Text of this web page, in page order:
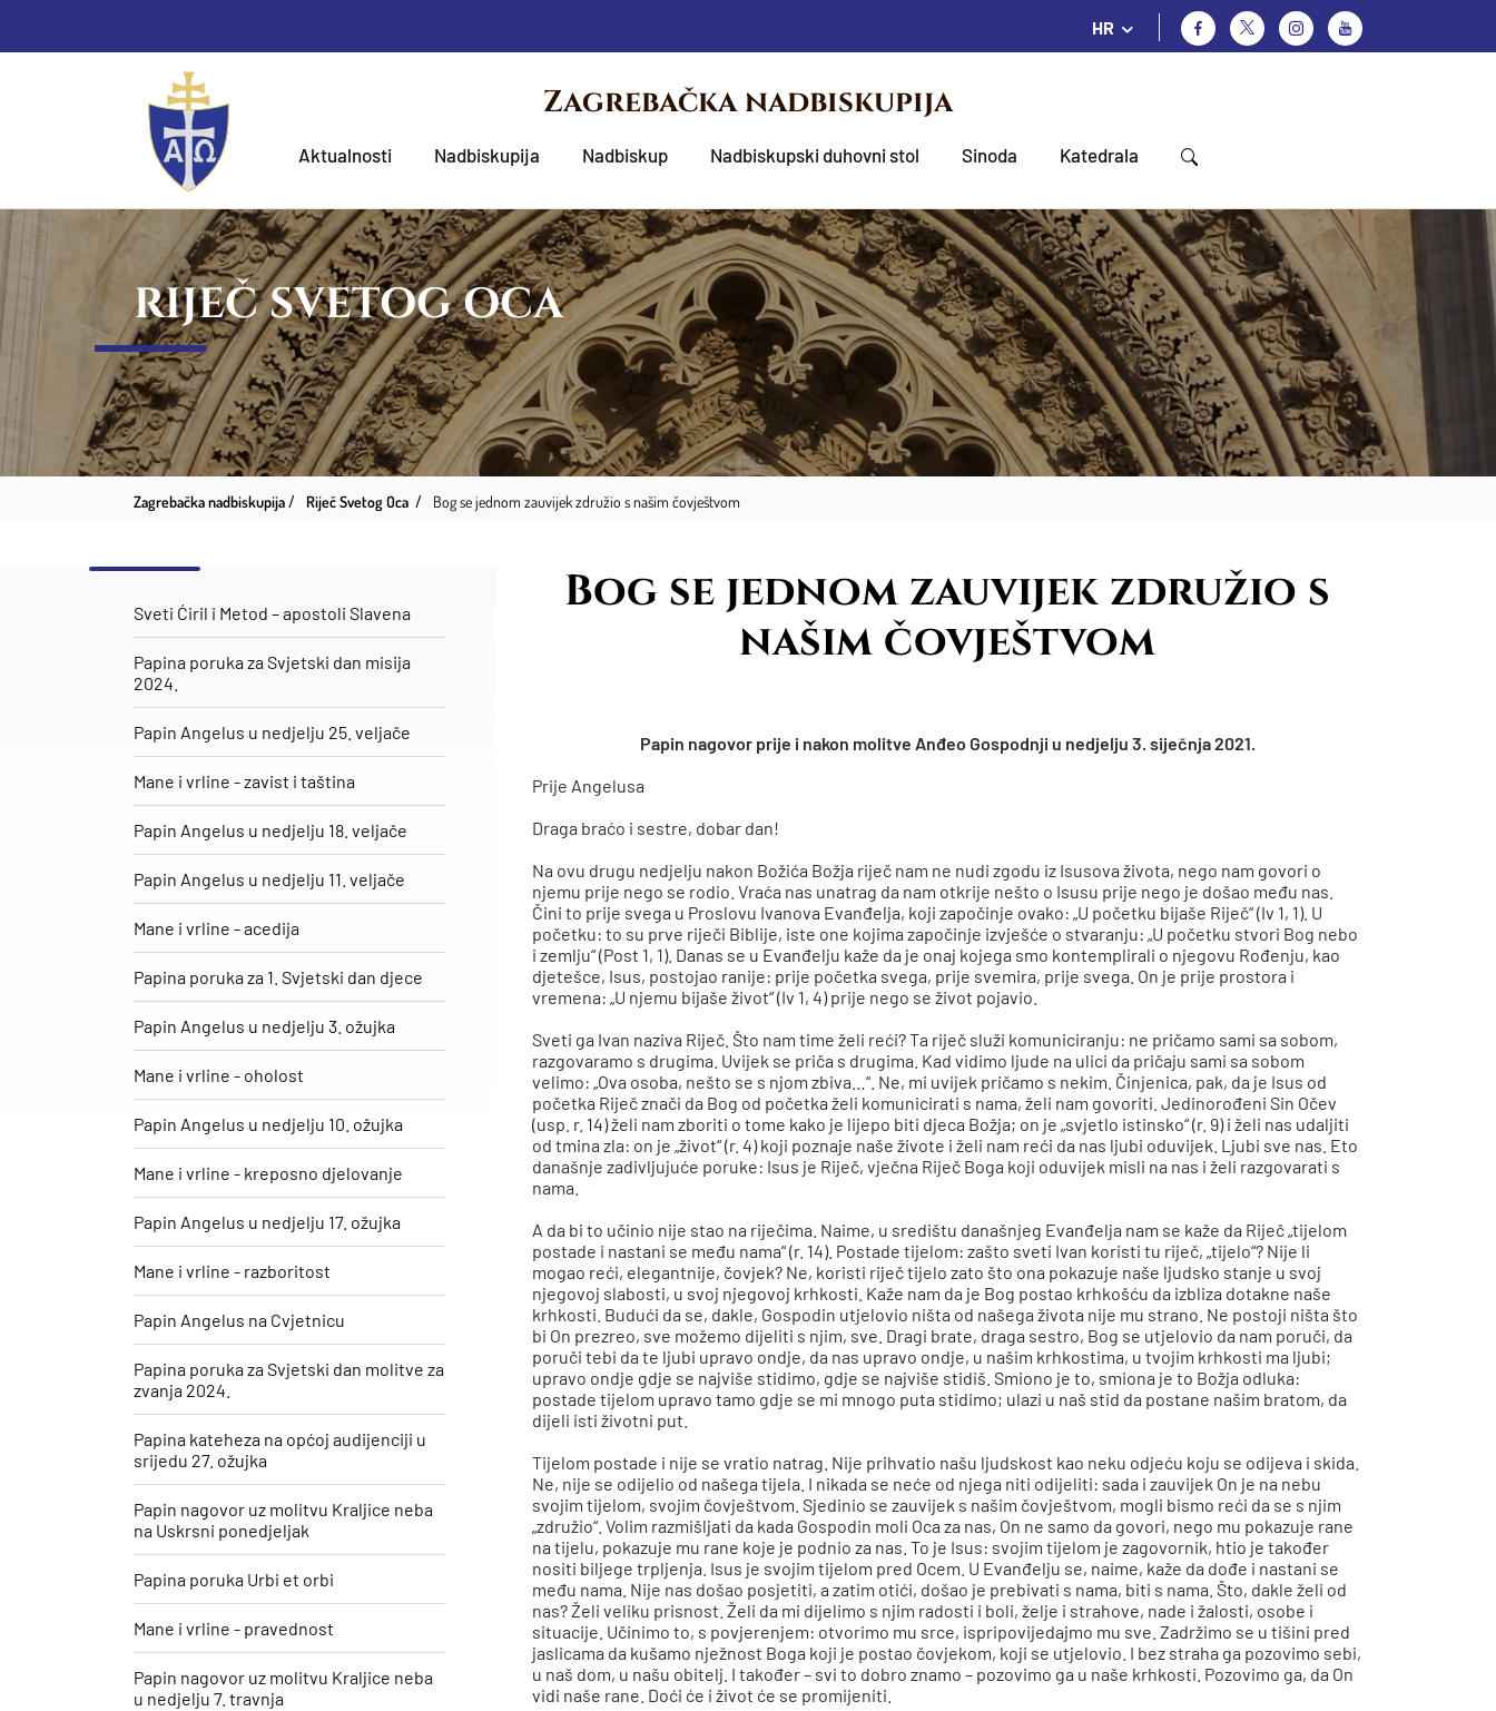
HR
Zagrebačka nadbiskupija
Aktualnosti Nadbiskupija Nadbiskup Nadbiskupski duhovni stol Sinoda Katedrala
RIJEČ SVETOG OCA
Zagrebačka nadbiskupija Riječ Svetog Oca Bog se jednom zauvijek združio s našim čovještvom
Sveti Ćiril i Metod – apostoli Slavena
Papina poruka za Svjetski dan misija
2024.
Papin Angelus u nedjelju 25. veljače
​Mane i vrline - zavist i taština
Papin Angelus u nedjelju 18. veljače
Papin Angelus u nedjelju 11. veljače
Mane i vrline - acedija
Papina poruka za 1. Svjetski dan djece
Papin Angelus u nedjelju 3. ožujka
Mane i vrline - oholost
Papin Angelus u nedjelju 10. ožujka
Mane i vrline - kreposno djelovanje
Papin Angelus u nedjelju 17. ožujka
Mane i vrline - razboritost
Papin Angelus na Cvjetnicu
Papina poruka za Svjetski dan molitve za
zvanja 2024.
Papina kateheza na općoj audijenciji u
srijedu 27. ožujka
Papin nagovor uz molitvu Kraljice neba
na Uskrsni ponedjeljak
Papina poruka Urbi et orbi
Mane i vrline - pravednost
Papin nagovor uz molitvu Kraljice neba
u nedjelju 7. travnja
Bog se jednom zauvijek združio s
našim čovještvom
Papin nagovor prije i nakon molitve Anđeo Gospodnji u nedjelju 3. siječnja 2021.
Prije Angelusa
Draga braćo i sestre, dobar dan!
Na ovu drugu nedjelju nakon Božića Božja riječ nam ne nudi zgodu iz Isusova života, nego nam govori o
njemu prije nego se rodio. Vraća nas unatrag da nam otkrije nešto o Isusu prije nego je došao među nas.
Čini to prije svega u Proslovu Ivanova Evanđelja, koji započinje ovako: „U početku bijaše Riječ“ (Iv 1, 1). U
početku: to su prve riječi Biblije, iste one kojima započinje izvješće o stvaranju: „U početku stvori Bog nebo
i zemlju“ (Post 1, 1). Danas se u Evanđelju kaže da je onaj kojega smo kontemplirali o njegovu Rođenju, kao
djetešce, Isus, postojao ranije: prije početka svega, prije svemira, prije svega. On je prije prostora i
vremena: „U njemu bijaše život“ (Iv 1, 4) prije nego se život pojavio.
Sveti ga Ivan naziva Riječ. Što nam time želi reći? Ta riječ služi komuniciranju: ne pričamo sami sa sobom,
razgovaramo s drugima. Uvijek se priča s drugima. Kad vidimo ljude na ulici da pričaju sami sa sobom
velimo: „Ova osoba, nešto se s njom zbiva…“. Ne, mi uvijek pričamo s nekim. Činjenica, pak, da je Isus od
početka Riječ znači da Bog od početka želi komunicirati s nama, želi nam govoriti. Jedinorođeni Sin Očev
(usp. r. 14) želi nam zboriti o tome kako je lijepo biti djeca Božja; on je „svjetlo istinsko“ (r. 9) i želi nas udaljiti
od tmina zla: on je „život“ (r. 4) koji poznaje naše živote i želi nam reći da nas ljubi oduvijek. Ljubi sve nas. Eto
današnje zadivljujuće poruke: Isus je Riječ, vječna Riječ Boga koji oduvijek misli na nas i želi razgovarati s
nama.
A da bi to učinio nije stao na riječima. Naime, u središtu današnjeg Evanđelja nam se kaže da Riječ „tijelom
postade i nastani se među nama“ (r. 14). Postade tijelom: zašto sveti Ivan koristi tu riječ, „tijelo“? Nije li
mogao reći, elegantnije, čovjek? Ne, koristi riječ tijelo zato što ona pokazuje naše ljudsko stanje u svoj
njegovoj slabosti, u svoj njegovoj krhkosti. Kaže nam da je Bog postao krhkošću da izbliza dotakne naše
krhkosti. Budući da se, dakle, Gospodin utjelovio ništa od našega života nije mu strano. Ne postoji ništa što
bi On prezreo, sve možemo dijeliti s njim, sve. Dragi brate, draga sestro, Bog se utjelovio da nam poruči, da
poruči tebi da te ljubi upravo ondje, da nas upravo ondje, u našim krhkostima, u tvojim krhkosti ma ljubi;
upravo ondje gdje se najviše stidimo, gdje se najviše stidiš. Smiono je to, smiona je to Božja odluka:
postade tijelom upravo tamo gdje se mi mnogo puta stidimo; ulazi u naš stid da postane našim bratom, da
dijeli isti životni put.
Tijelom postade i nije se vratio natrag. Nije prihvatio našu ljudskost kao neku odjeću koju se odijeva i skida.
Ne, nije se odijelio od našega tijela. I nikada se neće od njega niti odijeliti: sada i zauvijek On je na nebu
svojim tijelom, svojim čovještvom. Sjedinio se zauvijek s našim čovještvom, mogli bismo reći da se s njim
„združio“. Volim razmišljati da kada Gospodin moli Oca za nas, On ne samo da govori, nego mu pokazuje rane
na tijelu, pokazuje mu rane koje je podnio za nas. To je Isus: svojim tijelom je zagovornik, htio je također
nositi biljege trpljenja. Isus je svojim tijelom pred Ocem. U Evanđelju se, naime, kaže da dođe i nastani se
među nama. Nije nas došao posjetiti, a zatim otići, došao je prebivati s nama, biti s nama. Što, dakle želi od
nas? Želi veliku prisnost. Želi da mi dijelimo s njim radosti i boli, želje i strahove, nade i žalosti, osobe i
situacije. Učinimo to, s povjerenjem: otvorimo mu srce, ispripovijedajmo mu sve. Zadržimo se u tišini pred
jaslicama da kušamo nježnost Boga koji je postao čovjekom, koji se utjelovio. I bez straha ga pozovimo sebi,
u naš dom, u našu obitelj. I također – svi to dobro znamo – pozovimo ga u naše krhkosti. Pozovimo ga, da On
vidi naše rane. Doći će i život će se promijeniti.